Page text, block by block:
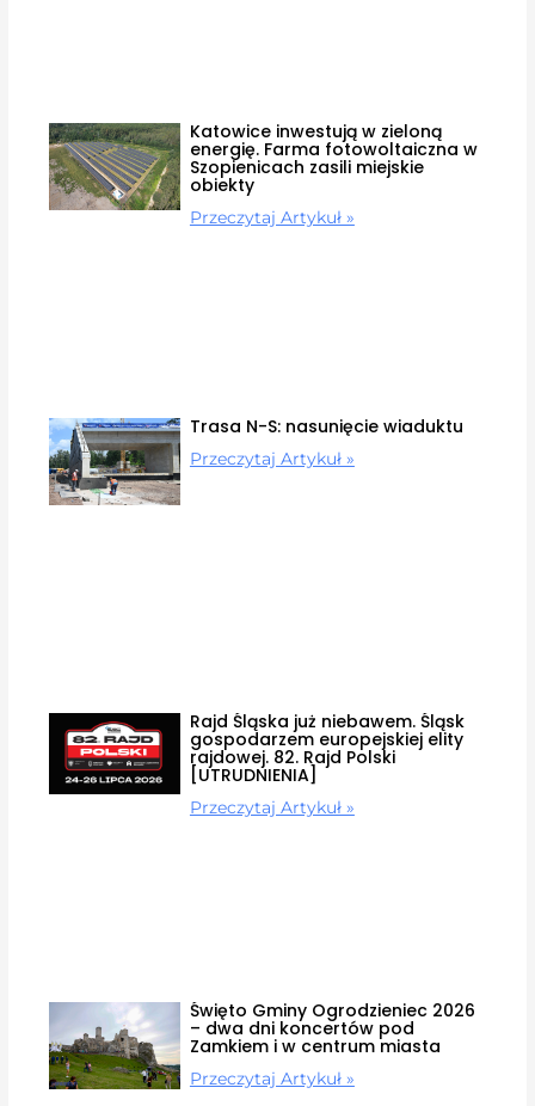
Katowice inwestują w zieloną
energię. Farma fotowoltaiczna w
Szopienicach zasili miejskie
obiekty
Przeczytaj Artykuł »
Trasa N-S: nasunięcie wiaduktu
Przeczytaj Artykuł »
Rajd Śląska już niebawem. Śląsk
gospodarzem europejskiej elity
rajdowej. 82. Rajd Polski
[UTRUDNIENIA]
Przeczytaj Artykuł »
Święto Gminy Ogrodzieniec 2026
– dwa dni koncertów pod
Zamkiem i w centrum miasta
Przeczytaj Artykuł »